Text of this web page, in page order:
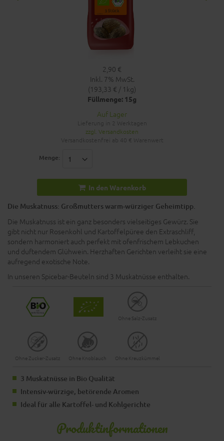
2,90 €
Inkl. 7% MwSt.
(193,33 € / 1kg)
Füllmenge: 15g
Auf Lager
Lieferung in 2 Werktagen
zzgl. Versandkosten
Versandkostenfrei ab 40 € Warenwert
Menge:
In den Warenkorb
Die Muskatnuss: Großmutters warm-würziger Geheimtipp.
Die Muskatnuss ist ein ganz besonders vielseitiges Gewürz. Sie
gibt nicht nur Rosenkohl und Kartoffelpüree den Extraschliff,
sondern harmoniert auch perfekt mit ofenfrischem Lebkuchen
und duftendem Glühwein. Herzhaften Gerichten verleiht sie eine
aufregend exotische Note.
In unseren Spicebar-Beuteln sind 3 Muskatnüsse enthalten.
Ohne Salz-Zusatz
Ohne Zucker-Zusatz Ohne Knoblauch Ohne Kreuzkümmel
3 Muskatnüsse in Bio Qualität
Intensiv-würzige, betörende Aromen
Ideal für alle Kartoffel- und Kohlgerichte
Produktinformationen